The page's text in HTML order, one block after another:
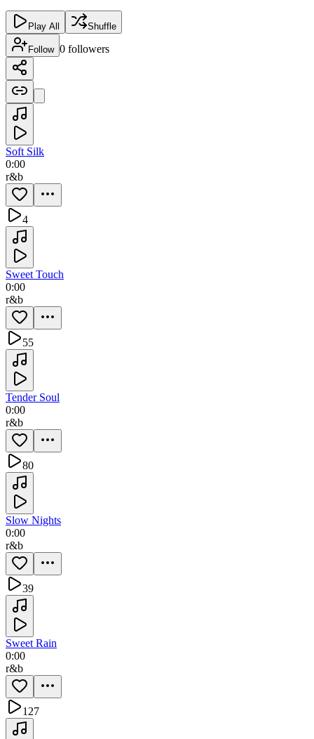
Play All Shuffle
Follow 0 followers
Soft Silk
0:00
r&b
4
Sweet Touch
0:00
r&b
55
Tender Soul
0:00
r&b
80
Slow Nights
0:00
r&b
39
Sweet Rain
0:00
r&b
127